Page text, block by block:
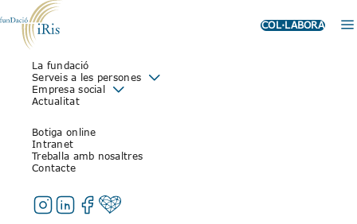
COL·LABORA
La fundació
Serveis a les persones
Empresa social
Actualitat
Botiga online
Intranet
Treballa amb nosaltres
Contacte
DIA INTERNACIONAL DE LES
FAMÍLIES: RECONEIXEMENT A
LES PERSONES QUE
ACOMPANYEN I SOSTENEN EL
15 de maig de 2026